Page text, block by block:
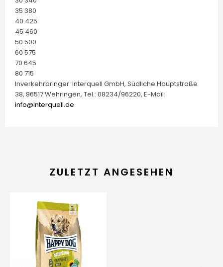
35 380
40 425
45 460
50 500
60 575
70 645
80 715
Inverkehrbringer: Interquell GmbH, Südliche Hauptstraße
38, 86517 Wehringen, Tel.: 08234/96220, E-Mail:
info@interquell.de
ZULETZT ANGESEHEN